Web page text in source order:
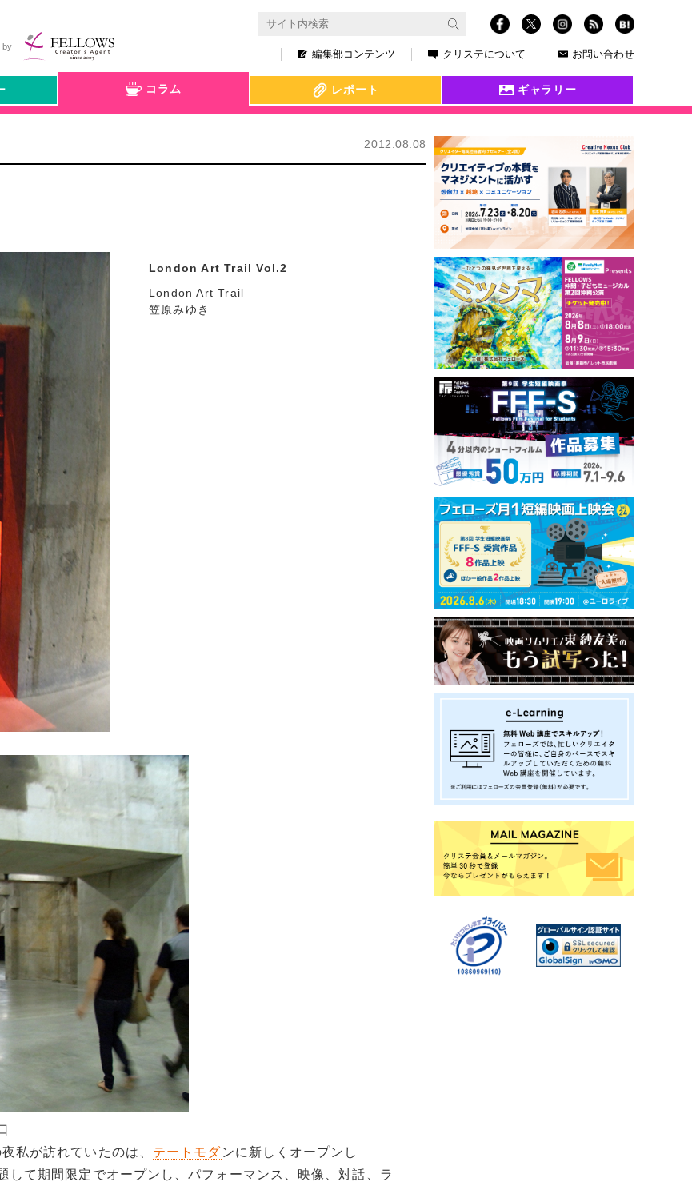
編集部コンテンツ クリステについて お問い合わせ
by
コラム レポート ギャラリー
2012.08.08
London Art Trail Vol.2
London Art Trail
笠原みゆき
私が訪れていたのは、 テートモダンに新しくオープンし
して期間限定でオープンし、パフォーマンス、映像、対話、ラ